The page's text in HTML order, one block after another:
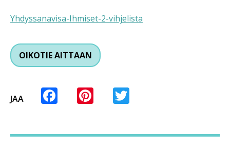
Yhdyssanavisa-Ihmiset-2-vihjelista
OIKOTIE AITTAAN
JAA Facebook
Pinterest